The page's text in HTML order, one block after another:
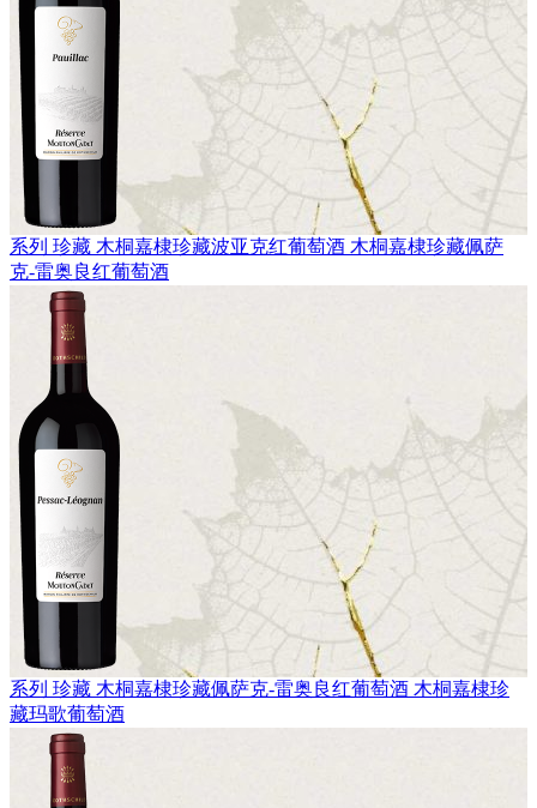
系列 珍藏 木桐嘉棣珍藏波亚克红葡萄酒 木桐嘉棣珍藏佩萨
克-雷奥良红葡萄酒
系列 珍藏 木桐嘉棣珍藏佩萨克-雷奥良红葡萄酒 木桐嘉棣珍
藏玛歌葡萄酒